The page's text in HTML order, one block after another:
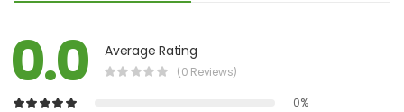
0.0 Average Rating
(0 Reviews)
0%